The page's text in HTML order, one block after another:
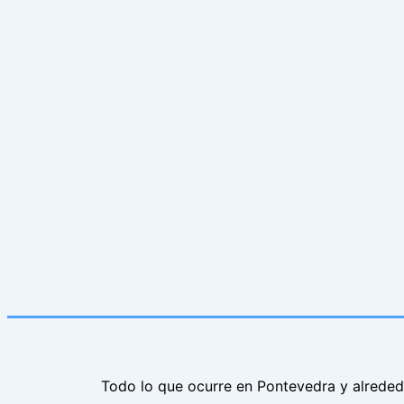
Todo lo que ocurre en Pontevedra y